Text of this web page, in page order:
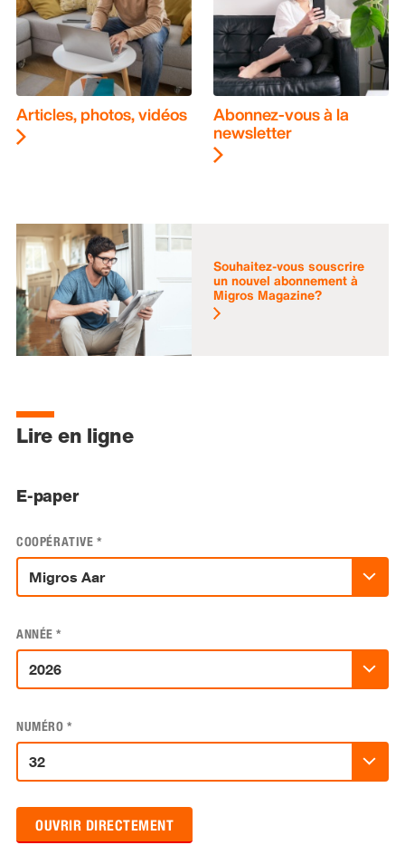
Articles, photos, vidéos Abonnez-vous à la
newsletter
Souhaitez-vous souscrire
un nouvel abonnement à
Migros Magazine?
Lire en ligne
E-paper
COOPÉRATIVE *
ANNÉE *
NUMÉRO *
OUVRIR DIRECTEMENT